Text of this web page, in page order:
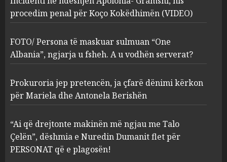
3
FOTO/ Persona të maskuar
sulmuan “One Albania”,
ngjarja u fsheh. A u vodhën
serverat?
MARCH 25, 2025
4
Prokuroria jep pretencën, ja
çfarë dënimi kërkon për
Berishën
MARCH 25, 2025
procedim penal për Koço Kokëdhimën (VIDEO)
FOTO/ Persona të maskuar sulmuan “One
Albania”, ngjarja u fsheh. A u vodhën serverat?
Prokuroria jep pretencën, ja çfarë dënimi kërkon
për Mariela dhe Antonela Berishën
“Ai që drejtonte makinën më ngjau me Talo
Çelën”, dëshmia e Nuredin Dumanit flet për
PERSONAT që e plagosën!